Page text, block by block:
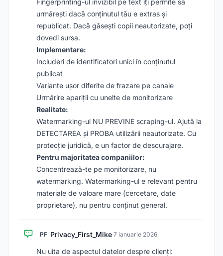
Fingerprinting-ul invizibil pe text îți permite să
urmărești dacă conținutul tău e extras și
republicat. Dacă găsești copii neautorizate, poți
dovedi sursa.
Implementare:
Includeri de identificatori unici în conținutul
publicat
Variante ușor diferite de frazare pe canale
Urmărire apariții cu unelte de monitorizare
Realitate:
Watermarking-ul NU PREVINE scraping-ul. Ajută la
DETECTAREA și PROBA utilizării neautorizate. Cu
protecție juridică, e un factor de descurajare.
Pentru majoritatea companiilor:
Concentrează-te pe monitorizare, nu
watermarking. Watermarking-ul e relevant pentru
materiale de valoare mare (cercetare, date
proprietare), nu pentru conținut general.
PF Privacy_First_Mike·7 ianuarie 2026
Nu uita de aspectul datelor despre clienți: